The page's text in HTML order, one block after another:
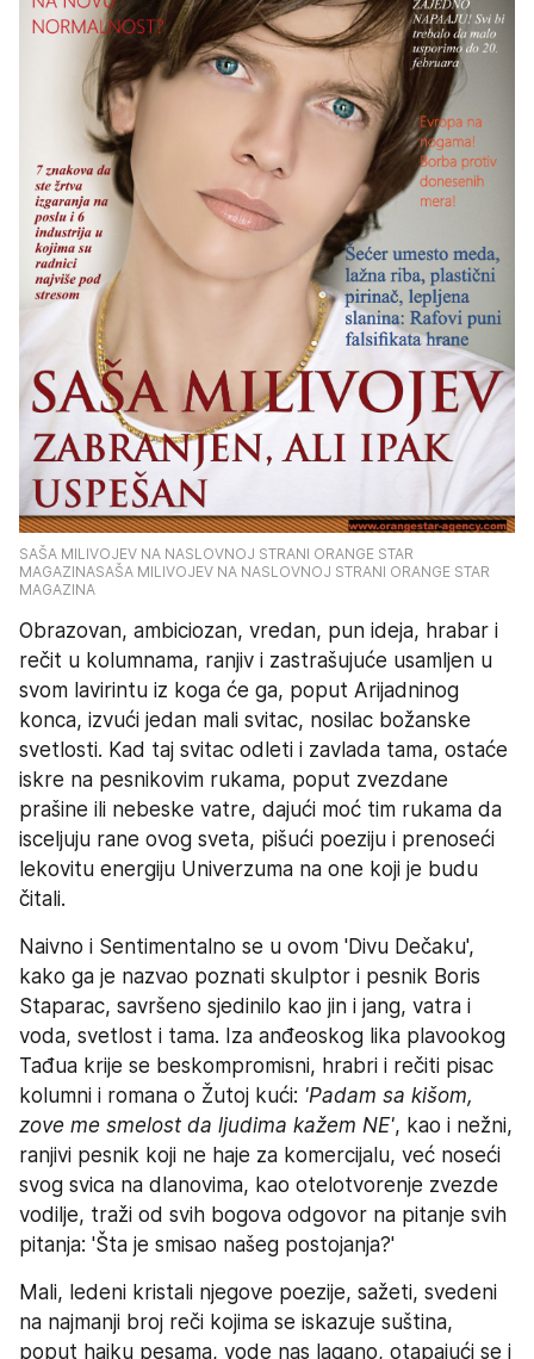
SAŠA MILIVOJEV NA NASLOVNOJ STRANI ORANGE STAR
MAGAZINASAŠA MILIVOJEV NA NASLOVNOJ STRANI ORANGE STAR
MAGAZINA
Obrazovan, ambiciozan, vredan, pun ideja, hrabar i
rečit u kolumnama, ranjiv i zastrašujuće usamljen u
svom lavirintu iz koga će ga, poput Arijadninog
konca, izvući jedan mali svitac, nosilac božanske
svetlosti. Kad taj svitac odleti i zavlada tama, ostaće
iskre na pesnikovim rukama, poput zvezdane
prašine ili nebeske vatre, dajući moć tim rukama da
isceljuju rane ovog sveta, pišući poeziju i prenoseći
lekovitu energiju Univerzuma na one koji je budu
čitali.
Naivno i Sentimentalno se u ovom 'Divu Dečaku',
kako ga je nazvao poznati skulptor i pesnik Boris
Staparac, savršeno sjedinilo kao jin i jang, vatra i
voda, svetlost i tama. Iza anđeoskog lika plavookog
Tađua krije se beskompromisni, hrabri i rečiti pisac
kolumni i romana o Žutoj kući: 'Padam sa kišom,
zove me smelost da ljudima kažem NE', kao i nežni,
ranjivi pesnik koji ne haje za komercijalu, već noseći
svog svica na dlanovima, kao otelotvorenje zvezde
vodilje, traži od svih bogova odgovor na pitanje svih
pitanja: 'Šta je smisao našeg postojanja?'
Mali, ledeni kristali njegove poezije, sažeti, svedeni
na najmanji broj reči kojima se iskazuje suština,
poput haiku pesama, vode nas lagano, otapajući se i